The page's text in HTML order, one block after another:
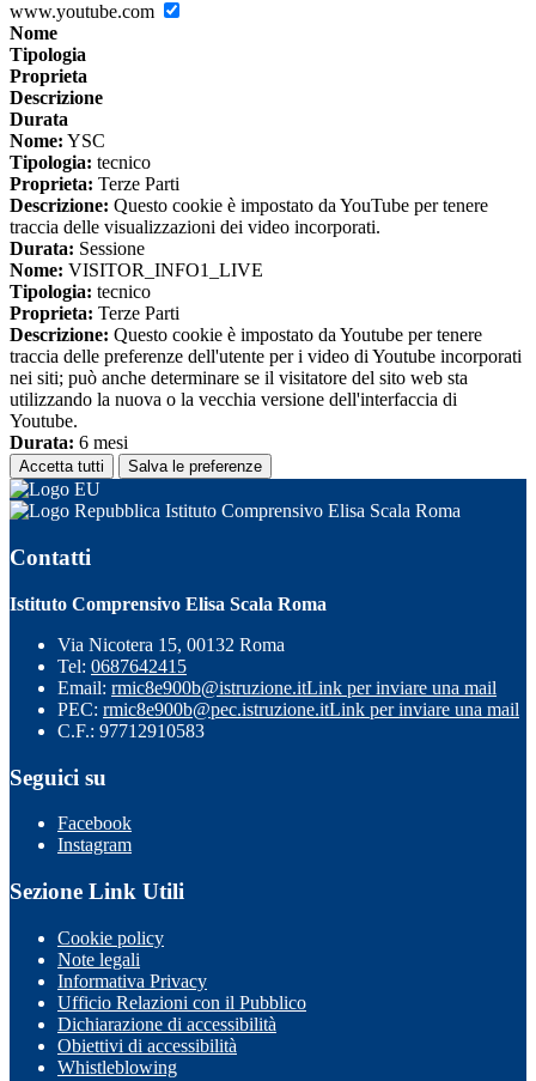
www.youtube.com
Nome
Tipologia
Proprieta
Descrizione
Durata
Nome: YSC
Tipologia: tecnico
Proprieta: Terze Parti
Descrizione: Questo cookie è impostato da YouTube per tenere
traccia delle visualizzazioni dei video incorporati.
Durata: Sessione
Nome: VISITOR_INFO1_LIVE
Tipologia: tecnico
Proprieta: Terze Parti
Descrizione: Questo cookie è impostato da Youtube per tenere
traccia delle preferenze dell'utente per i video di Youtube incorporati
nei siti; può anche determinare se il visitatore del sito web sta
utilizzando la nuova o la vecchia versione dell'interfaccia di
Youtube.
Durata: 6 mesi
Accetta tutti Salva le preferenze
Istituto Comprensivo Elisa Scala Roma
Contatti
Istituto Comprensivo Elisa Scala Roma
Via Nicotera 15, 00132 Roma
Tel: 0687642415
Email: rmic8e900b@istruzione.itLink per inviare una mail
PEC: rmic8e900b@pec.istruzione.itLink per inviare una mail
C.F.: 97712910583
Seguici su
Facebook
Instagram
Sezione Link Utili
Cookie policy
Note legali
Informativa Privacy
Ufficio Relazioni con il Pubblico
Dichiarazione di accessibilità
Obiettivi di accessibilità
Whistleblowing